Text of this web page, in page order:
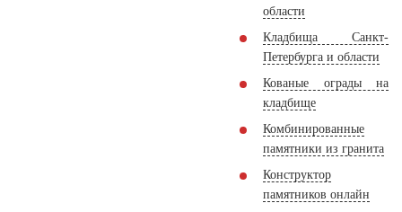
области
Кладбища Санкт-
Петербурга и области
Кованые ограды на
кладбище
Комбинированные
памятники из гранита
Конструктор
памятников онлайн